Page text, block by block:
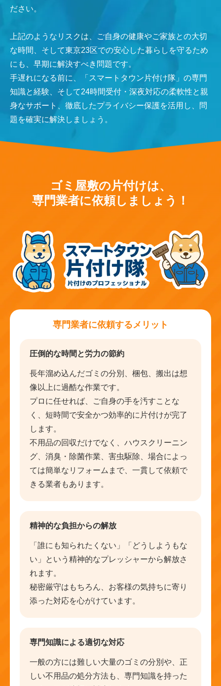
ださい。
上記のようなリスクは、ご自身の健康やご家族との大切
な時間、そして東京23区での安心した暮らしを守るため
にも、早期に解決すべき問題です。
手遅れになる前に、「スマートタウン片付け隊」の専門
知識と経験、そして24時間受付・深夜対応の柔軟性と親
身なサポート、徹底したプライバシー保護を活用し、問
題を確実に解決しましょう。
ゴミ屋敷の片付けは、
専門業者に依頼しましょう！
専門業者に依頼するメリット
圧倒的な時間と労力の節約
長年溜め込んだゴミの分別、梱包、搬出は想
像以上に過酷な作業です。
プロに任せれば、ご自身の手を汚すことな
く、短時間で安全かつ効率的に片付けが完了
します。
不用品の回収だけでなく、ハウスクリーニン
グ、消臭・除菌作業、害虫駆除、場合によっ
ては簡単なリフォームまで、一貫して依頼で
きる業者もあります。
精神的な負担からの解放
「誰にも知られたくない」「どうしようもな
い」という精神的なプレッシャーから解放さ
れます。
秘密厳守はもちろん、お客様の気持ちに寄り
添った対応を心がけています。
専門知識による適切な対応
一般の方には難しい大量のゴミの分別や、正
しい不用品の処分方法も、専門知識を持った